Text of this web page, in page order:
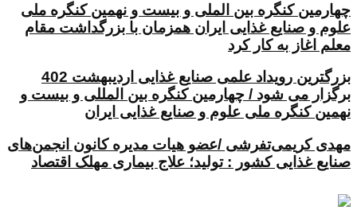
چهارمین کنگره بین الملی و بیست و نهمین کنگره ملی
علوم و صنایع غذایی ایران همزمان با بزرگداشت مقام
معلم اغاز به کار کرد
بزرگترین رویداد علمی صنایع غذایی اردیبهشت 402
برگزار می شود / چهارمین کنگره بین المللی و بیست و
نهمین کنگره ملی علوم و صنایع غذایی ایران
مهدی کریمی‌تفرشی /عضو هیات مدیره کانون انجمن‌های
صنایع غذایی کشور : تولید؛ علاج بیماری مهلک اقتصاد